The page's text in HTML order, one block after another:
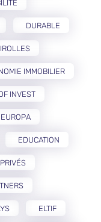
DURABLE
IMMOBILIER
INVEST
EDUCATION
ELTIF